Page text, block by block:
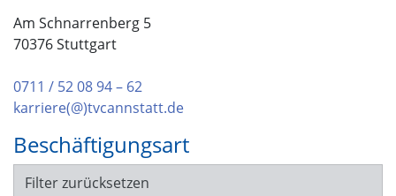
Am Schnarrenberg 5
70376 Stuttgart
0711 / 52 08 94 – 62
karriere(@)tvcannstatt.de
Beschäftigungsart
Filter zurücksetzen